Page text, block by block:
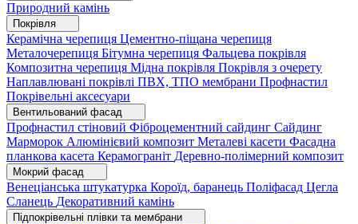
Природний камінь
Покрівля
Керамічна черепиця Цементно-піщана черепиця
Металочерепиця Бітумна черепиця Фальцева покрівля
Композитна черепиця Мідна покрівля Покрівля з очерету
Наплавлювані покрівлі ПВХ, ТПО мембрани Профнастил
Покрівельні аксесуари
Вентильований фасад
Профнастил стіновий Фіброцементний сайдинг Сайдинг
Марморок Алюмінієвий композит Металеві касети Фасадна
планкова касета Керамограніт Деревно-полімерний композит
Мокрий фасад
Венеціанська штукатурка Короїд, баранець Поліфасад Цегла
Сланець Декоративний камінь
Підпокрівельні плівки та мембрани